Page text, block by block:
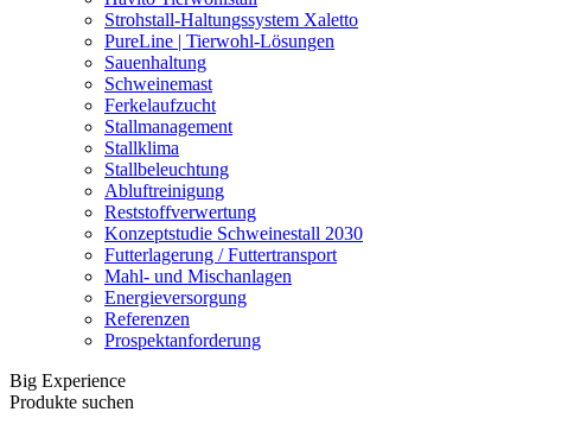
Strohstall-Haltungssystem Xaletto
PureLine | Tierwohl-Lösungen
Sauenhaltung
Schweinemast
Ferkelaufzucht
Stallmanagement
Stallklima
Stallbeleuchtung
Abluftreinigung
Reststoffverwertung
Konzeptstudie Schweinestall 2030
Futterlagerung / Futtertransport
Mahl- und Mischanlagen
Energieversorgung
Referenzen
Prospektanforderung
Big Experience
Produkte suchen